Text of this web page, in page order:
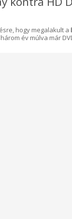
hogy megalakult a
év múlva már